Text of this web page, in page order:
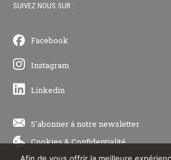
SUIVEZ NOUS SUR :
Facebook
Instagram
Linkedin
S'abonner à notre newsletter
Cookies&Confidentialité